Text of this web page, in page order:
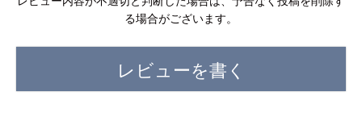
蛇 口 トイレ
ウォシュレッ
給湯器 コンロ
る場合がございます。
レビューを書く